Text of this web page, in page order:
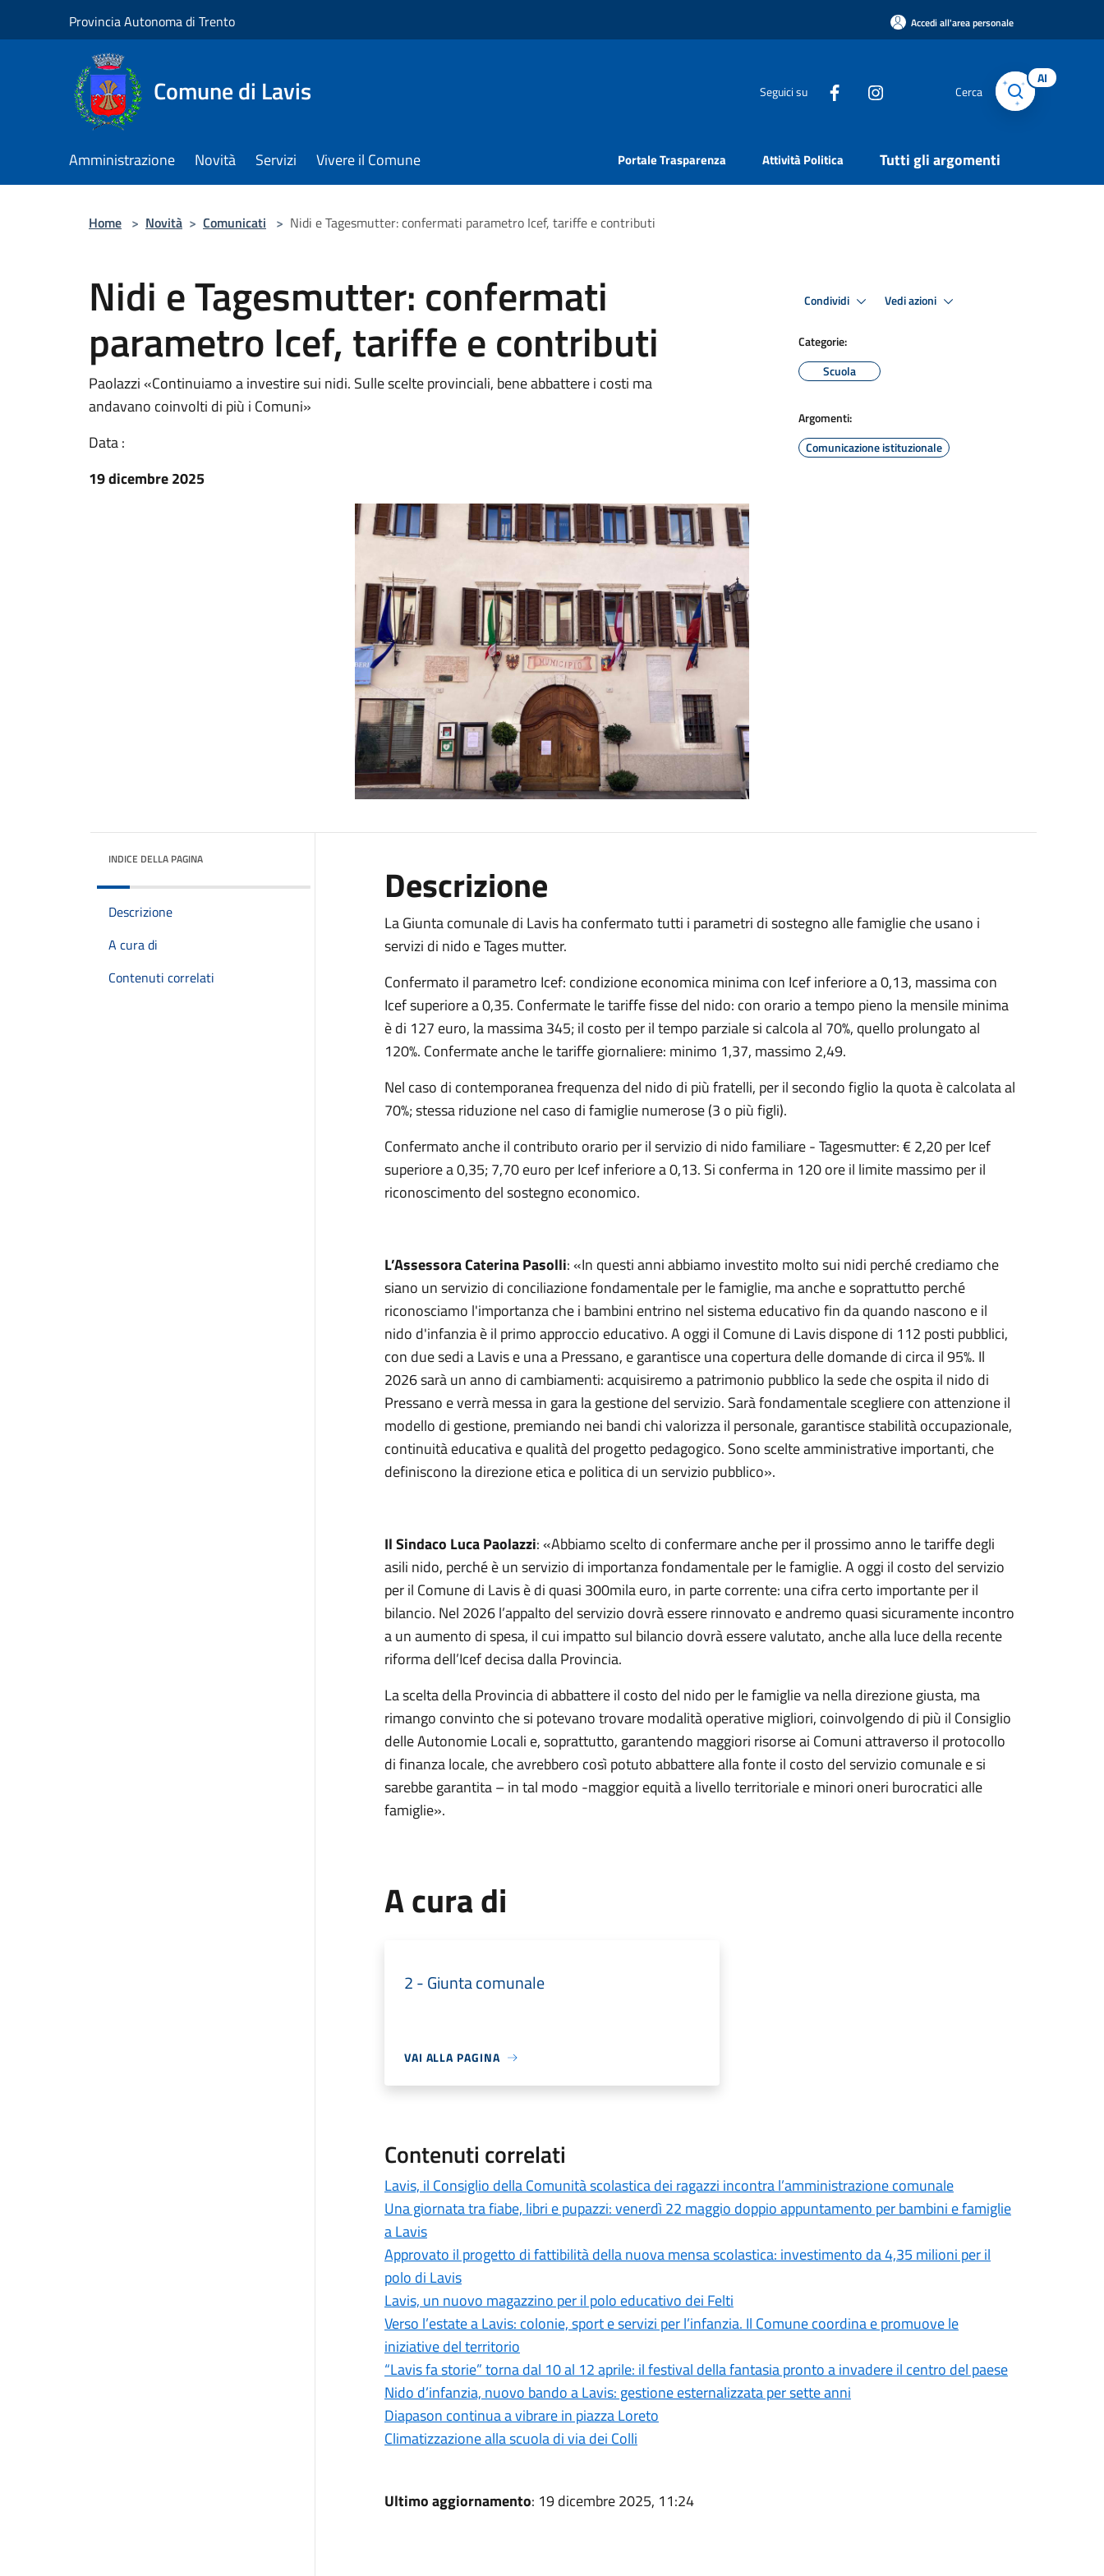
Provincia Autonoma di Trento Accedi all'area personale
Comune di Lavis Seguici su Cerca
AI
Amministrazione Novità Servizi Vivere il Comune Portale Trasparenza Attività Politica Tutti gli argomenti
Home > Novità > Comunicati > Nidi e Tagesmutter: confermati parametro Icef, tariffe e contributi
Nidi e Tagesmutter: confermati
parametro Icef, tariffe e contributi
Paolazzi «Continuiamo a investire sui nidi. Sulle scelte provinciali, bene abbattere i costi ma
andavano coinvolti di più i Comuni»
Data :
19 dicembre 2025
Condividi Vedi azioni
Categorie:
Scuola
Argomenti:
Comunicazione istituzionale
INDICE DELLA PAGINA
Descrizione
A cura di
Contenuti correlati
Descrizione
La Giunta comunale di Lavis ha confermato tutti i parametri di sostegno alle famiglie che usano i
servizi di nido e Tages mutter.
Confermato il parametro Icef: condizione economica minima con Icef inferiore a 0,13, massima con
Icef superiore a 0,35. Confermate le tariffe fisse del nido: con orario a tempo pieno la mensile minima
è di 127 euro, la massima 345; il costo per il tempo parziale si calcola al 70%, quello prolungato al
120%. Confermate anche le tariffe giornaliere: minimo 1,37, massimo 2,49.
Nel caso di contemporanea frequenza del nido di più fratelli, per il secondo figlio la quota è calcolata al
70%; stessa riduzione nel caso di famiglie numerose (3 o più figli).
Confermato anche il contributo orario per il servizio di nido familiare - Tagesmutter: € 2,20 per Icef
superiore a 0,35; 7,70 euro per Icef inferiore a 0,13. Si conferma in 120 ore il limite massimo per il
riconoscimento del sostegno economico.
L’Assessora Caterina Pasolli: «In questi anni abbiamo investito molto sui nidi perché crediamo che
siano un servizio di conciliazione fondamentale per le famiglie, ma anche e soprattutto perché
riconosciamo l'importanza che i bambini entrino nel sistema educativo fin da quando nascono e il
nido d'infanzia è il primo approccio educativo. A oggi il Comune di Lavis dispone di 112 posti pubblici,
con due sedi a Lavis e una a Pressano, e garantisce una copertura delle domande di circa il 95%. Il
2026 sarà un anno di cambiamenti: acquisiremo a patrimonio pubblico la sede che ospita il nido di
Pressano e verrà messa in gara la gestione del servizio. Sarà fondamentale scegliere con attenzione il
modello di gestione, premiando nei bandi chi valorizza il personale, garantisce stabilità occupazionale,
continuità educativa e qualità del progetto pedagogico. Sono scelte amministrative importanti, che
definiscono la direzione etica e politica di un servizio pubblico».
Il Sindaco Luca Paolazzi: «Abbiamo scelto di confermare anche per il prossimo anno le tariffe degli
asili nido, perché è un servizio di importanza fondamentale per le famiglie. A oggi il costo del servizio
per il Comune di Lavis è di quasi 300mila euro, in parte corrente: una cifra certo importante per il
bilancio. Nel 2026 l’appalto del servizio dovrà essere rinnovato e andremo quasi sicuramente incontro
a un aumento di spesa, il cui impatto sul bilancio dovrà essere valutato, anche alla luce della recente
riforma dell’Icef decisa dalla Provincia.
La scelta della Provincia di abbattere il costo del nido per le famiglie va nella direzione giusta, ma
rimango convinto che si potevano trovare modalità operative migliori, coinvolgendo di più il Consiglio
delle Autonomie Locali e, soprattutto, garantendo maggiori risorse ai Comuni attraverso il protocollo
di finanza locale, che avrebbero così potuto abbattere alla fonte il costo del servizio comunale e si
sarebbe garantita – in tal modo -maggior equità a livello territoriale e minori oneri burocratici alle
famiglie».
A cura di
2 - Giunta comunale
VAI ALLA PAGINA
Contenuti correlati
Lavis, il Consiglio della Comunità scolastica dei ragazzi incontra l’amministrazione comunale
Una giornata tra fiabe, libri e pupazzi: venerdì 22 maggio doppio appuntamento per bambini e famiglie
a Lavis
Approvato il progetto di fattibilità della nuova mensa scolastica: investimento da 4,35 milioni per il
polo di Lavis
Lavis, un nuovo magazzino per il polo educativo dei Felti
Verso l’estate a Lavis: colonie, sport e servizi per l’infanzia. Il Comune coordina e promuove le
iniziative del territorio
“Lavis fa storie” torna dal 10 al 12 aprile: il festival della fantasia pronto a invadere il centro del paese
Nido d’infanzia, nuovo bando a Lavis: gestione esternalizzata per sette anni
Diapason continua a vibrare in piazza Loreto
Climatizzazione alla scuola di via dei Colli
Ultimo aggiornamento: 19 dicembre 2025, 11:24